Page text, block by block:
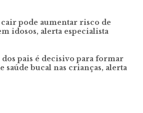
pode aumentar risco de
idosos, alerta especialista
pais é decisivo para formar
saúde bucal nas crianças, alerta